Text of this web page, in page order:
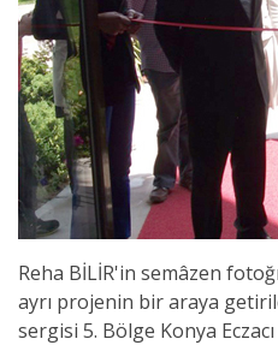
Reha BİLİR'in semâzen
ayrı projenin bir araya
sergisi 5. Bölge Konya Eczacı